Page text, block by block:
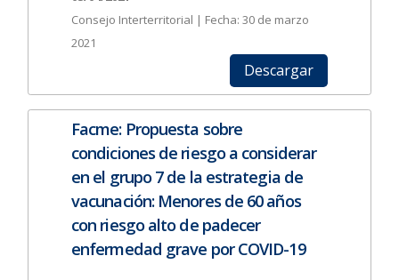
Consejo Interterritorial | Fecha: 30 de marzo
2021
Descargar
Facme: Propuesta sobre
condiciones de riesgo a considerar
en el grupo 7 de la estrategia de
vacunación: Menores de 60 años
con riesgo alto de padecer
enfermedad grave por COVID-19